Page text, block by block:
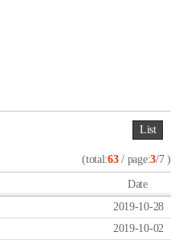
List
(total:63/ page:3/7 )
Date
2019-10-28
2019-10-02